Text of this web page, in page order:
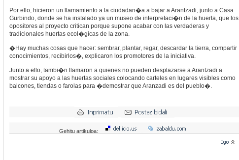
Por ello, hicieron un llamamiento a la ciudadan�a a bajar a Arantzadi, junto a Casa
Gurbindo, donde se ha instalado ya un museo de interpretaci�n de la huerta, que los
opositores al proyecto critican porque supone acabar con las verdaderas y
tradicionales huertas ecol�gicas de la zona.
�Hay muchas cosas que hacer: sembrar, plantar, regar, descardar la tierra, compartir
conocimientos, recibirlos�, explicaron los promotores de la iniciativa.
Junto a ello, tambi�n llamaron a quienes no pueden desplazarse a Arantzadi a
mostrar su apoyo a las huertas sociales colocando carteles en lugares visibles como
balcones, tiendas o farolas para �demostrar que Aranzadi es del pueblo�.
Gehitu artikuloa: